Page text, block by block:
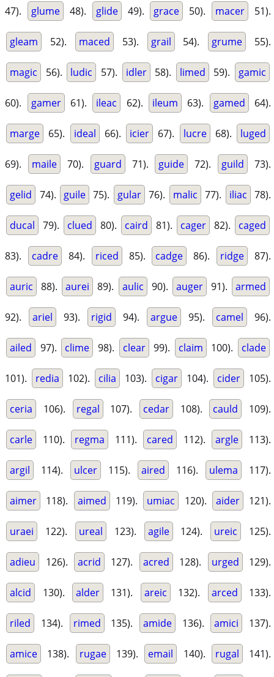
47). glume 48). glide 49). grace 50). macer 51).
gleam 52). maced 53). grail 54). grume 55).
magic 56). ludic 57). idler 58). limed 59). gamic
60). gamer 61). ileac 62). ileum 63). gamed 64).
marge 65). ideal 66). icier 67). lucre 68). luged
69). maile 70). guard 71). guide 72). guild 73).
gelid 74). guile 75). gular 76). malic 77). iliac 78).
ducal 79). clued 80). caird 81). cager 82). caged
83). cadre 84). riced 85). cadge 86). ridge 87).
auric 88). aurei 89). aulic 90). auger 91). armed
92). ariel 93). rigid 94). argue 95). camel 96).
ailed 97). clime 98). clear 99). claim 100). clade
101). redia 102). cilia 103). cigar 104). cider 105).
ceria 106). regal 107). cedar 108). cauld 109).
carle 110). regma 111). cared 112). argle 113).
argil 114). ulcer 115). aired 116). ulema 117).
aimer 118). aimed 119). umiac 120). aider 121).
uraei 122). ureal 123). agile 124). ureic 125).
adieu 126). acrid 127). acred 128). urged 129).
alcid 130). alder 131). areic 132). arced 133).
riled 134). rimed 135). amide 136). amici 137).
amice 138). rugae 139). email 140). rugal 141).